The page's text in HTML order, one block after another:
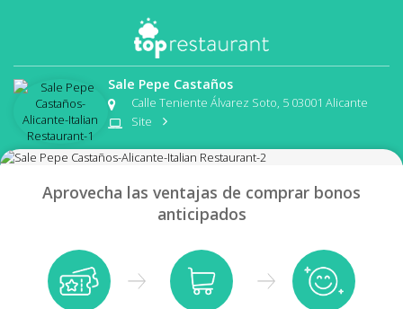
Sale Pepe Castaños
Calle Teniente Álvarez Soto, 5 03001 Alicante
Site
Aprovecha las ventajas de comprar bonos
anticipados